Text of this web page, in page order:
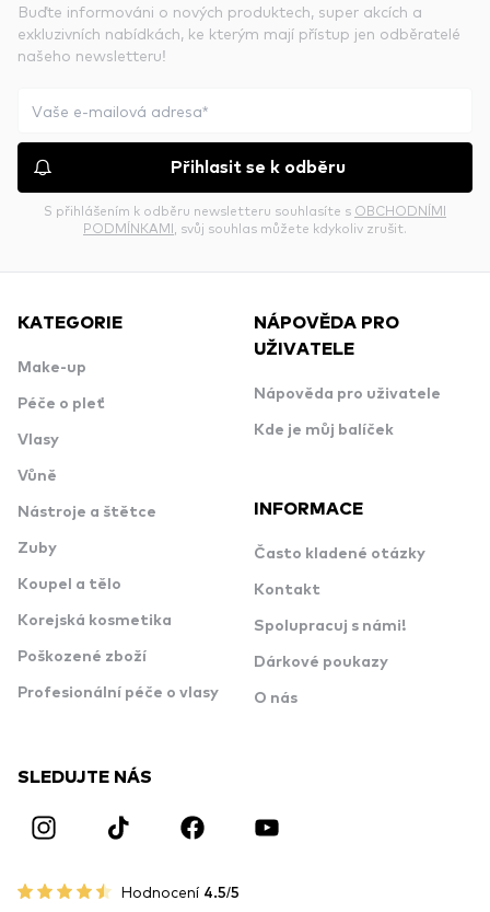
Buďte informováni o nových produktech, super akcích a
exkluzivních nabídkách, ke kterým mají přístup jen odběratelé
našeho newsletteru!
Přihlasit se k odběru
S přihlášením k odběru newsletteru souhlasíte s OBCHODNÍMI
PODMÍNKAMI , svůj souhlas můžete kdykoliv zrušit.
KATEGORIE
Make-up
Péče o pleť
Vlasy
Vůně
Nástroje a štětce
Zuby
Koupel a tělo
Korejská kosmetika
Poškozené zboží
Profesionální péče o vlasy
NÁPOVĚDA PRO
UŽIVATELE
Nápověda pro uživatele
Kde je můj balíček
INFORMACE
Často kladené otázky
Kontakt
Spolupracuj s námi!
Dárkové poukazy
O nás
SLEDUJTE NÁS
Hodnocení 4.5/5